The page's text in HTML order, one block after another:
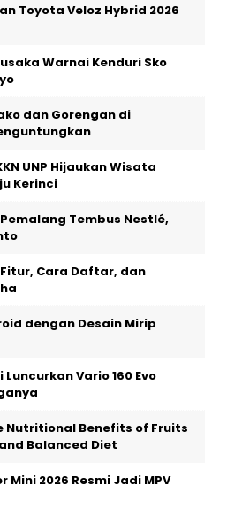
Toyota Veloz Hybrid 2026
Warnai Kenduri Sko
dan Gorengan di
UNP Hijaukan Wisata
Kerinci
Tembus Nestlé,
Fitur, Cara Daftar, dan
dengan Desain Mirip
Luncurkan Vario 160 Evo
Nutritional Benefits of Fruits
Balanced Diet
Mini 2026 Resmi Jadi MPV